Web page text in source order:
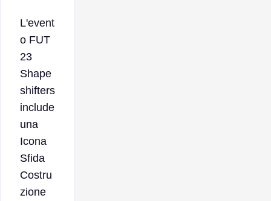
L'event
o FUT
23
Shape
shifters
include
una
Icona
Sfida
Costru
zione